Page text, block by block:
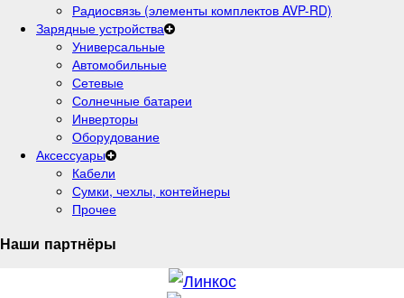
Радиосвязь (элементы комплектов AVP-RD)
Зарядные устройства
Универсальные
Автомобильные
Сетевые
Солнечные батареи
Инверторы
Оборудование
Аксессуары
Кабели
Сумки, чехлы, контейнеры
Прочее
Наши партнёры